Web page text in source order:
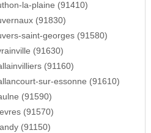
la-plaine (91410)
(91830)
saint-georges (91580)
(91630)
(91160)
sur-essonne (91610)
(91590)
(91570)
(91150)